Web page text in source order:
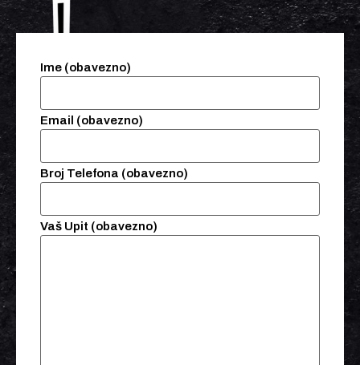
Ime (obavezno)
Email (obavezno)
Broj Telefona (obavezno)
Vaš Upit (obavezno)